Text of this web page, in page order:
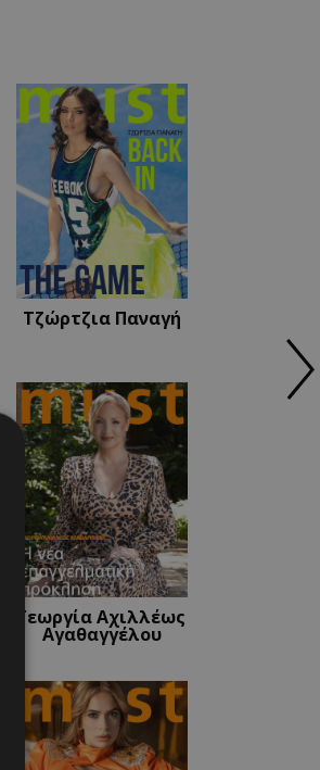
Τζώρτζια Παναγή
Γεωργία Αχιλλέως
Αγαθαγγέλου